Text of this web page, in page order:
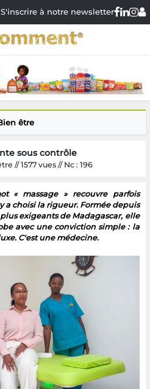
S'inscrire à notre newsletter
être
sous contrôle
// 1577 vues // Nc : 196
« massage » recouvre parfois
a choisi la rigueur. Formée depuis
plus exigeants de Madagascar, elle
avec une conviction simple : la
C'est une médecine.